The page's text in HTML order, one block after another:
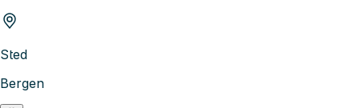
Sted
Bergen